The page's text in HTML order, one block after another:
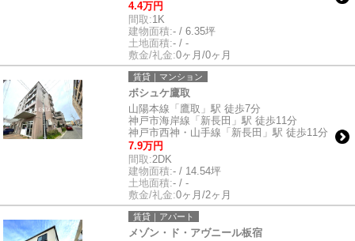
4.4万円
間取:1K
建物面積:- / 6.35坪
土地面積:- / -
敷金/礼金:0ヶ月/0ヶ月
賃貸｜マンション
ボシュケ鷹取
山陽本線「鷹取」駅 徒歩7分
神戸市海岸線「新長田」駅 徒歩11分
神戸市西神・山手線「新長田」駅 徒歩11分
7.9万円
間取:2DK
建物面積:- / 14.54坪
土地面積:- / -
敷金/礼金:0ヶ月/2ヶ月
賃貸｜アパート
メゾン・ド・アヴニール板宿